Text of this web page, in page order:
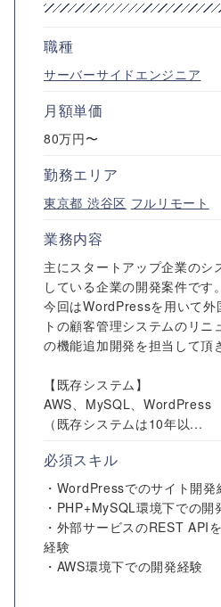
職種
サーバーサイドエンジニア
月額単価
80万円〜
勤務エリア
東京都 渋谷区 フルリモート
業務内容
主にスタートアップ企業のシ
している企業の開発案件です。
今回はWordPressを用いて外
トの顧客管理システムのリニ
の機能追加開発を担当して頂
【既存システム】
AWS、MySQL、WordPress
（既存システムは10年以...
必須スキル
・WordPressでのサイト開発
・PHP+MySQL環境下での開
・外部サービスのREST API
経験
・AWS環境下での開発経験